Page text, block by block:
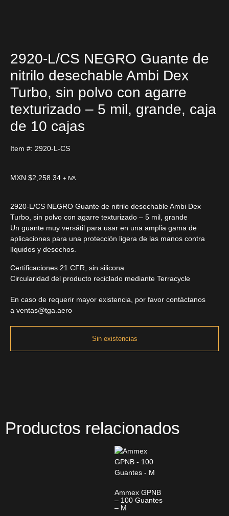
2920-L/CS NEGRO Guante de
nitrilo desechable Ambi Dex
Turbo, sin polvo con agarre
texturizado – 5 mil, grande, caja
de 10 cajas
Item #: 2920-L-CS
MXN $2,258.34 + IVA
2920-L/CS NEGRO Guante de nitrilo desechable Ambi Dex
Turbo, sin polvo con agarre texturizado – 5 mil, grande
Un guante muy versátil para usar en una amplia gama de
aplicaciones para una protección ligera de las manos contra
líquidos y desechos.
Certificaciones 21 CFR, sin silicona
Circularidad del producto reciclado mediante Terracycle
En caso de requerir mayor existencia, por favor contáctanos
a ventas@tga.aero
Sin existencias
Productos relacionados
Ammex GPNB
– 100 Guantes
– M